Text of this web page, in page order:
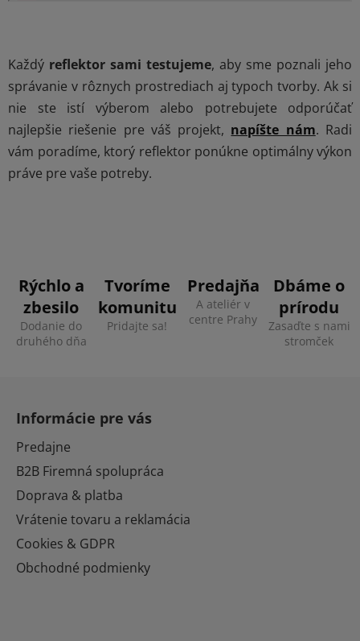
Každý reflektor sami testujeme, aby sme poznali jeho
správanie v rôznych prostrediach aj typoch tvorby. Ak si
nie ste istí výberom alebo potrebujete odporúčať
najlepšie riešenie pre váš projekt, napíšte nám. Radi
vám poradíme, ktorý reflektor ponúkne optimálny výkon
práve pre vaše potreby.
Rýchlo a
zbesilo
Dodanie do
druhého dňa
Tvoríme
komunitu
Pridajte sa!
Predajňa
A ateliér v
centre Prahy
Dbáme o
prírodu
Zasaďte s nami
stromček
Informácie pre vás
Predajne
B2B Firemná spolupráca
Doprava & platba
Vrátenie tovaru a reklamácia
Cookies & GDPR
Obchodné podmienky